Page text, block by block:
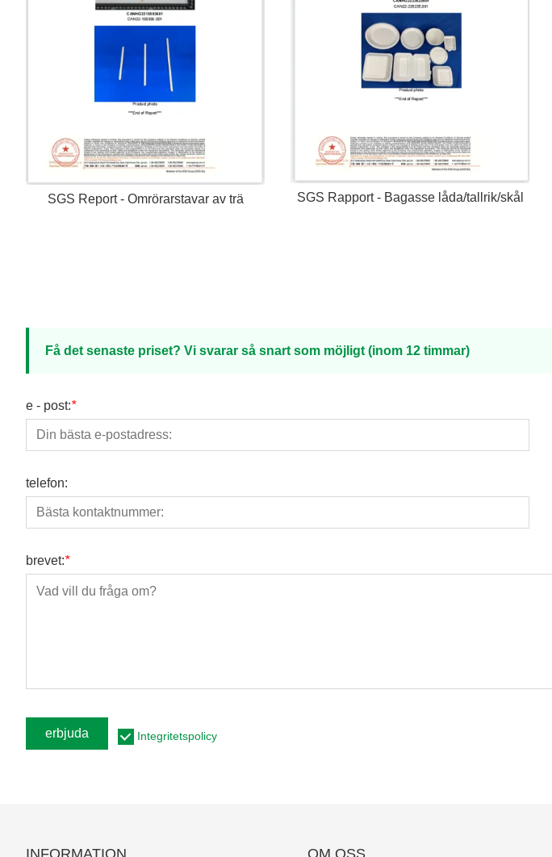
SGS Report - Omrörarstavar av trä SGS Rapport - Bagasse låda/tallrik/skål
Få det senaste priset? Vi svarar så snart som möjligt (inom 12 timmar)
e - post:*
telefon:
brevet:*
erbjuda Integritetspolicy